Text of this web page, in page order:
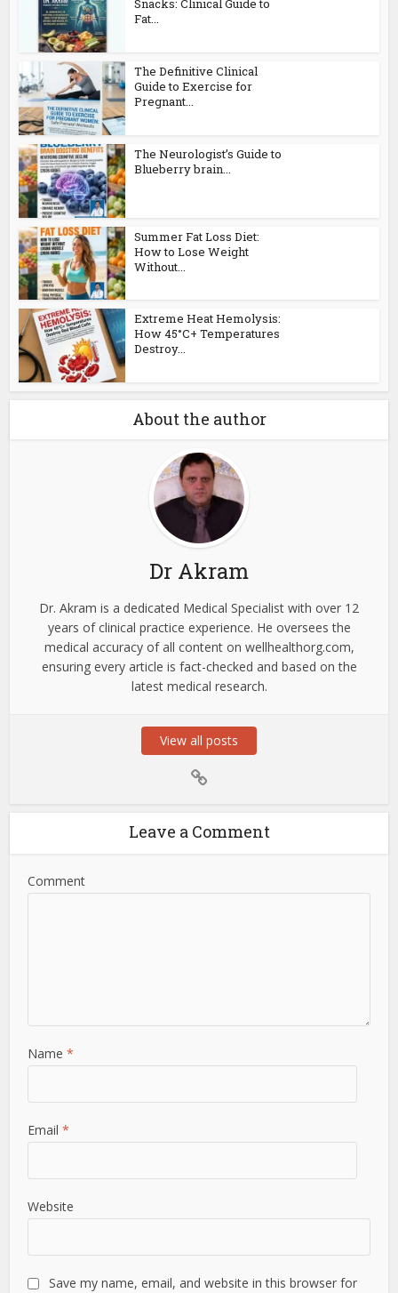
Snacks: Clinical Guide to
Fat...
The Definitive Clinical
Guide to Exercise for
Pregnant...
The Neurologist’s Guide to
Blueberry brain...
Summer Fat Loss Diet:
How to Lose Weight
Without...
Extreme Heat Hemolysis:
How 45°C+ Temperatures
Destroy...
About the author
Dr Akram
Dr. Akram is a dedicated Medical Specialist with over 12
years of clinical practice experience. He oversees the
medical accuracy of all content on wellhealthorg.com,
ensuring every article is fact-checked and based on the
latest medical research.
View all posts
Leave a Comment
Comment
Name*
Email*
Website
Save my name, email, and website in this browser for